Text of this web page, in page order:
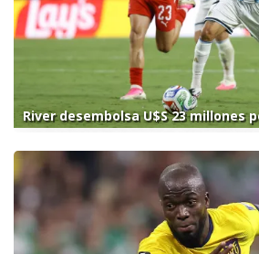
River desembolsa U$S 23 millones